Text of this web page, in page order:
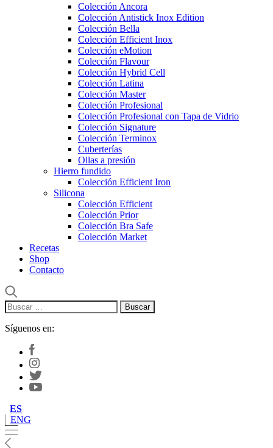
Colección Ancora
Colección Antistick Inox Edition
Colección Bella
Colección Efficient Inox
Colección eMotion
Colección Flavour
Colección Hybrid Cell
Colección Latina
Colección Master
Colección Profesional
Colección Profesional con Tapa de Vidrio
Colección Signature
Colección Terminox
Cuberterías
Ollas a presión
Hierro fundido
Colección Efficient Iron
Silicona
Colección Efficient
Colección Prior
Colección Bra Safe
Colección Market
Recetas
Shop
Contacto
Buscar:
Síguenos en:
ES
ENG